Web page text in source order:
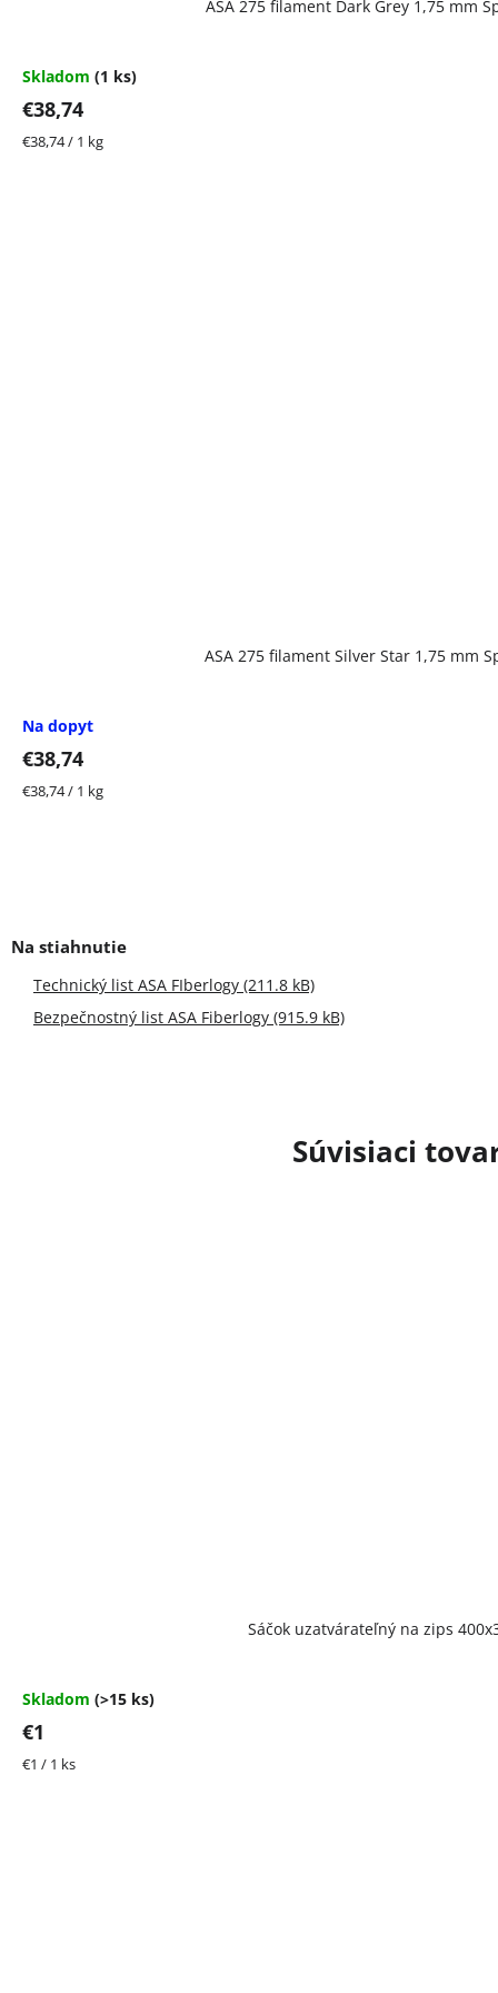
Súvisiaci
Sáčok uzatvárateľný na zips
4,5
5
hviezdičiek.
Skladom (>15 ks)
€1
Jednotková
€1 / 1 ks
ASA 275 filament Dark Grey 1,75 mm
5,0
5
hviezdičiek.
Skladom (1 ks)
€38,74
Jednotková
€38,74 / 1 kg
ASA 275 filament Silver Star 1,75 mm
Na dopyt
€38,74
Jednotková
€38,74 / 1 kg
Technický list ASA FIberlogy (211.8 kB)
Bezpečnostný list ASA Fiberlogy (915.9 kB)